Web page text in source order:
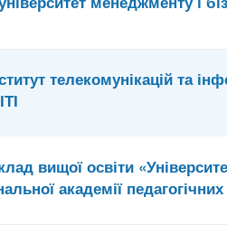
телекомунікацій та
вищої освіти
академії